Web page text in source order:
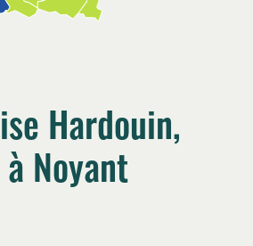
Hardouin,
Noyant